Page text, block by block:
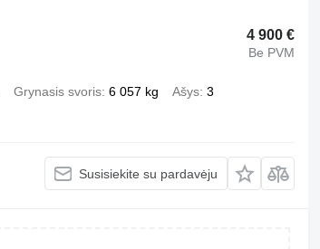
4 900 €
Be PVM
Grynasis svoris 6 057 kg Ašys 3
Susisiekite su pardavėju